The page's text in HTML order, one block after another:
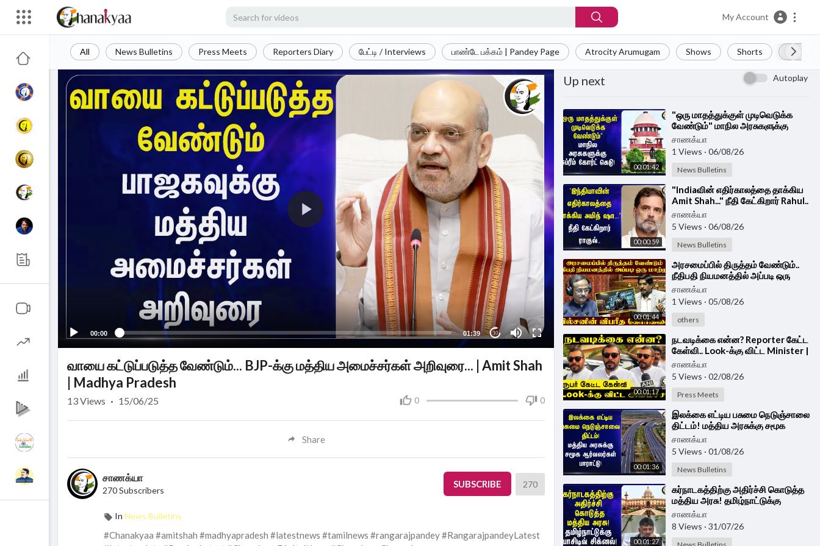
My Account
All News Bulletins Press Meets Reporters Diary பேட்டி / Interviews பாண்டே பக்கம் | Pandey Page Atrocity Arumugam Shows Shorts LIVE
00:00 01:39 10
Up next Autoplay
00:01:42
⁣"ஒரு மாதத்துக்குள் முடிவெடுக்க
வேண்டும்" மாநில அரசுகளுக்கு
Supreme Court கெடு!
சாணக்யா
1 Views · 06/08/26
News Bulletins
00:00:59
⁣"Indiaவின் எதிர்காலத்தை தாக்கிய
Amit Shah..." நீதி கேட்கிறார் Rahul..
| BJP | Congress
சாணக்யா
5 Views · 06/08/26
News Bulletins
00:01:44
⁣அரசமைப்பில் திருத்தம் வேண்டும்..
நீதிபதி நியமனத்தில் அப்படி ஒரு
மாற்றம்...வில்சனின் விபரீத
கோரிக்கை
சாணக்யா
1 Views · 05/08/26
others
00:01:17
⁣நடவடிக்கை என்ன? Reporter கேட்ட
கேள்வி.. Look-க்கு விட்ட Minister |
Srinath
சாணக்யா
5 Views · 02/08/26
Press Meets
00:01:36
⁣இலக்கை எட்டிய பசுமை நெடுஞ்சாலை
திட்டம்! மத்திய அரசுக்கு சமூக
ஆர்வலர்கள் பாராட்டு!
சாணக்யா
5 Views · 01/08/26
News Bulletins
00:01:27
⁣கர்நாடகத்திற்கு அதிர்ச்சி கொடுத்த
மத்திய அரசு! தமிழ்நாட்டுக்கு
பாசிடிவ் சிக்னல்! | Mekedatu
சாணக்யா
8 Views · 31/07/26
வாயை கட்டுப்படுத்த வேண்டும்... BJP-க்கு மத்திய அமைச்சர்கள் அறிவுரை... | Amit Shah
| Madhya Pradesh
0 0
13Views · 15/06/25
Share
சாணக்யா
270 Subscribers
SUBSCRIBE 270
In News Bulletins
#Chanakyaa #amitshah #madhyapradesh #latestnews #tamilnews #rangarajpandey #RangarajpandeyLatest